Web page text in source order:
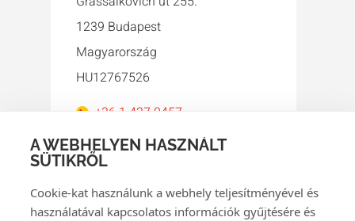
A WEBHELYEN HASZNÁLT
SÜTIKRŐL
Cookie-kat használunk a webhely teljesítményével és
használatával kapcsolatos információk gyűjtésére és
1239 Budapest
Magyarország
HU12767526
+36 1 427 0457